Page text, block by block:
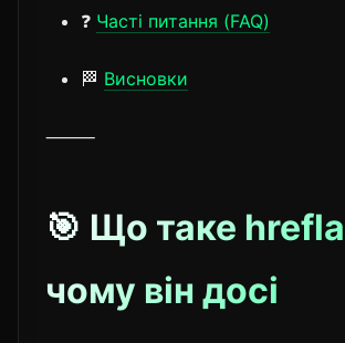
❓ Часті питання (FAQ)
🏁 Висновки
⸻
🎯 Що таке
чому він досі